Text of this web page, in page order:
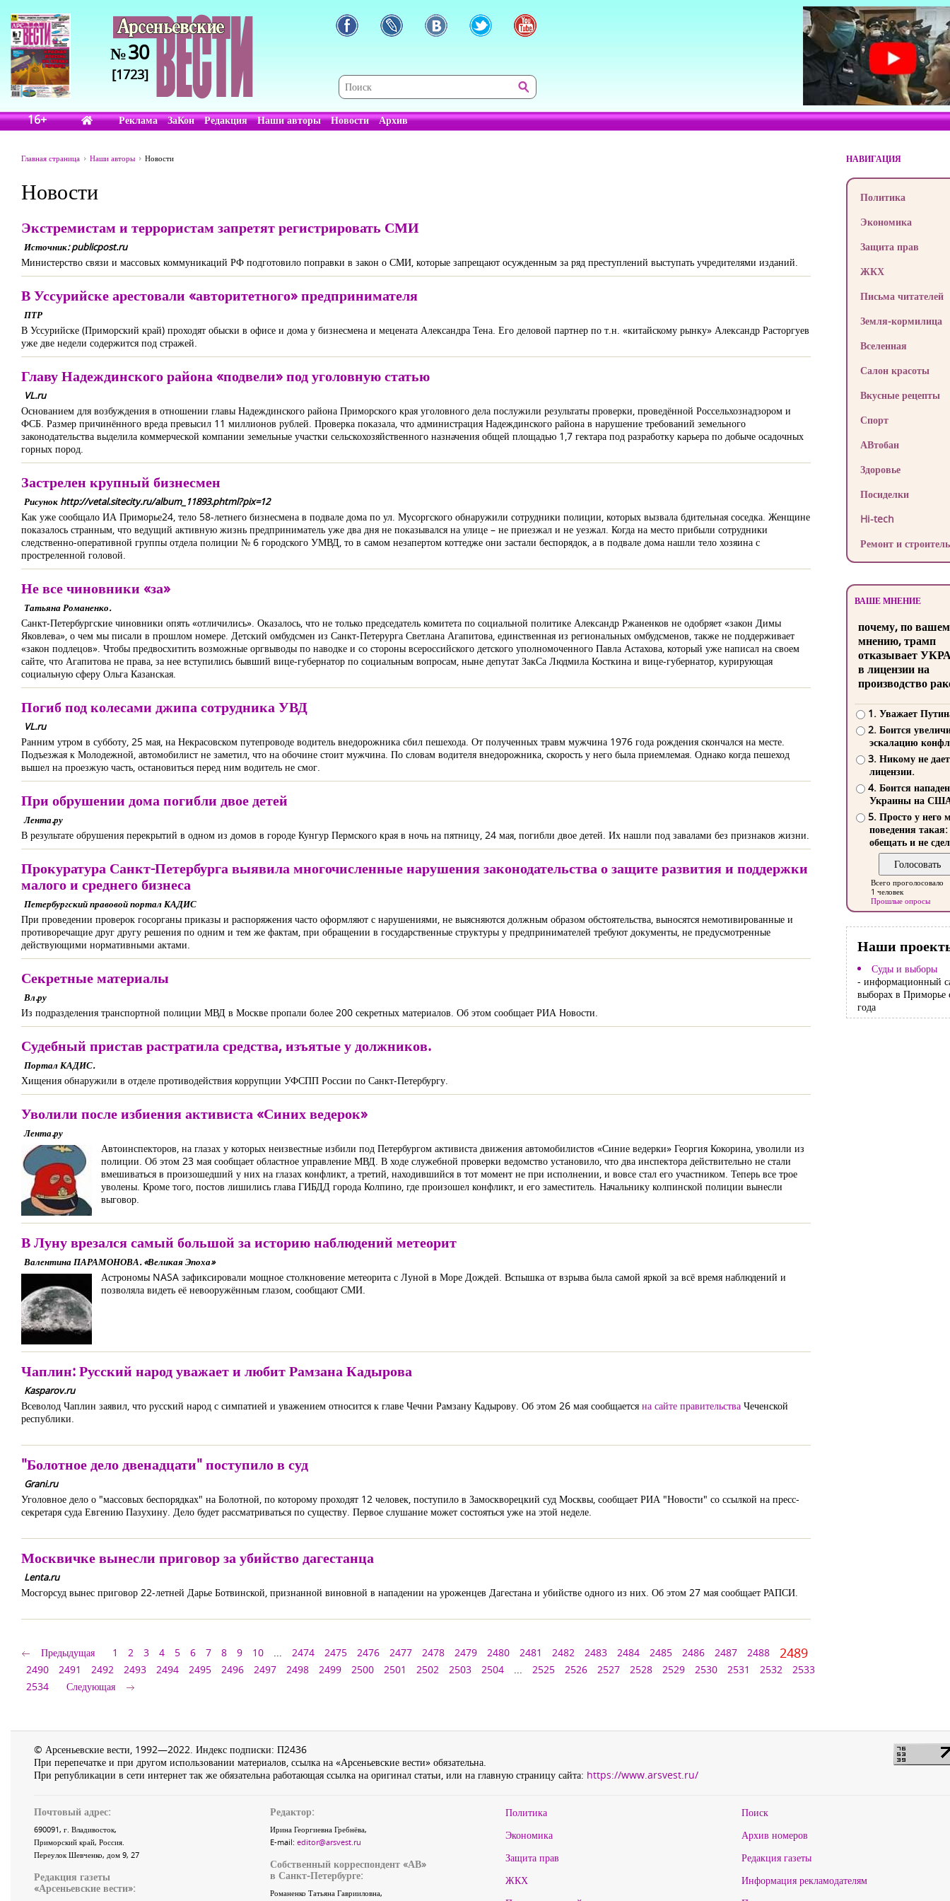
№30
[1723]
16+ Реклама ЗаКон Редакция Наши авторы Новости Архив
Главная страница Наши авторы Новости
Новости
Экстремистам и террористам запретят регистрировать СМИ
Источник: publicpost.ru
Министерство связи и массовых коммуникаций РФ подготовило поправки в закон о СМИ, которые запрещают осужденным за ряд преступлений выступать учредителями изданий.
В Уссурийске арестовали «авторитетного» предпринимателя
ПТР
В Уссурийске (Приморский край) проходят обыски в офисе и дома у бизнесмена и мецената Александра Тена. Его деловой партнер по т.н. «китайскому рынку» Александр Расторгуев
уже две недели содержится под стражей.
Главу Надеждинского района «подвели» под уголовную статью
VL.ru
Основанием для возбуждения в отношении главы Надеждинского района Приморского края уголовного дела послужили результаты проверки, проведённой Россельхознадзором и
ФСБ. Размер причинённого вреда превысил 11 миллионов рублей. Проверка показала, что администрация Надеждинского района в нарушение требований земельного
законодательства выделила коммерческой компании земельные участки сельскохозяйственного назначения общей площадью 1,7 гектара под разработку карьера по добыче осадочных
горных пород.
Застрелен крупный бизнесмен
Рисунок http://vetal.sitecity.ru/album_11893.phtml?pix=12
Как уже сообщало ИА Приморье24, тело 58-летнего бизнесмена в подвале дома по ул. Мусоргского обнаружили сотрудники полиции, которых вызвала бдительная соседка. Женщине
показалось странным, что ведущий активную жизнь предприниматель уже два дня не показывался на улице – не приезжал и не уезжал. Когда на место прибыли сотрудники
следственно-оперативной группы отдела полиции № 6 городского УМВД, то в самом незапертом коттедже они застали беспорядок, а в подвале дома нашли тело хозяина с
простреленной головой.
Не все чиновники «за»
Татьяна Романенко.
Санкт-Петербургские чиновники опять «отличились». Оказалось, что не только председатель комитета по социальной политике Александр Ржаненков не одобряет «закон Димы
Яковлева», о чем мы писали в прошлом номере. Детский омбудсмен из Санкт-Петерурга Светлана Агапитова, единственная из региональных омбудсменов, также не поддерживает
«закон подлецов». Чтобы предвосхитить возможные оргвыводы по наводке и со стороны всероссийского детского уполномоченного Павла Астахова, который уже написал на своем
сайте, что Агапитова не права, за нее вступились бывший вице-губернатор по социальным вопросам, ныне депутат ЗакСа Людмила Косткина и вице-губернатор, курирующая
социальную сферу Ольга Казанская.
Погиб под колесами джипа сотрудника УВД
VL.ru
Ранним утром в субботу, 25 мая, на Некрасовском путепроводе водитель внедорожника сбил пешехода. От полученных травм мужчина 1976 года рождения скончался на месте.
Подъезжая к Молодежной, автомобилист не заметил, что на обочине стоит мужчина. По словам водителя внедорожника, скорость у него была приемлемая. Однако когда пешеход
вышел на проезжую часть, остановиться перед ним водитель не смог.
При обрушении дома погибли двое детей
Лента.ру
В результате обрушения перекрытий в одном из домов в городе Кунгур Пермского края в ночь на пятницу, 24 мая, погибли двое детей. Их нашли под завалами без признаков жизни.
Прокуратура Санкт-Петербурга выявила многочисленные нарушения законодательства о защите развития и поддержки
малого и среднего бизнеса
Петербургский правовой портал КАДИС
При проведении проверок госорганы приказы и распоряжения часто оформляют с нарушениями, не выясняются должным образом обстоятельства, выносятся немотивированные и
противоречащие друг другу решения по одним и тем же фактам, при обращении в государственные структуры у предпринимателей требуют документы, не предусмотренные
действующими нормативными актами.
Секретные материалы
Вл.ру
Из подразделения транспортной полиции МВД в Москве пропали более 200 секретных материалов. Об этом сообщает РИА Новости.
Судебный пристав растратила средства, изъятые у должников.
Портал КАДИС.
Хищения обнаружили в отделе противодействия коррупции УФСПП России по Санкт-Петербургу.
Уволили после избиения активиста «Синих ведерок»
Лента.ру
Автоинспекторов, на глазах у которых неизвестные избили под Петербургом активиста движения автомобилистов «Синие ведерки» Георгия Кокорина, уволили из
полиции. Об этом 23 мая сообщает областное управление МВД. В ходе служебной проверки ведомство установило, что два инспектора действительно не стали
вмешиваться в произошедший у них на глазах конфликт, а третий, находившийся в тот момент не при исполнении, и вовсе стал его участником. Теперь все трое
уволены. Кроме того, постов лишились глава ГИБДД города Колпино, где произошел конфликт, и его заместитель. Начальнику колпинской полиции вынесли
выговор.
В Луну врезался самый большой за историю наблюдений метеорит
Валентина ПАРАМОНОВА. «Великая Эпоха»
Астрономы NASA зафиксировали мощное столкновение метеорита с Луной в Море Дождей. Вспышка от взрыва была самой яркой за всё время наблюдений и
позволяла видеть её невооружённым глазом, сообщают СМИ.
Чаплин: Русский народ уважает и любит Рамзана Кадырова
Kasparov.ru
Всеволод Чаплин заявил, что русский народ с симпатией и уважением относится к главе Чечни Рамзану Кадырову. Об этом 26 мая сообщается на сайте правительства Чеченской
республики.
"Болотное дело двенадцати" поступило в суд
Grani.ru
Уголовное дело о "массовых беспорядках" на Болотной, по которому проходят 12 человек, поступило в Замоскворецкий суд Москвы, сообщает РИА "Новости" со ссылкой на пресс-
секретаря суда Евгению Пазухину. Дело будет рассматриваться по существу. Первое слушание может состояться уже на этой неделе.
Москвичке вынесли приговор за убийство дагестанца
Lenta.ru
Мосгорсуд вынес приговор 22-летней Дарье Ботвинской, признанной виновной в нападении на уроженцев Дагестана и убийстве одного из них. Об этом 27 мая сообщает РАПСИ.
Предыдущая 1 2 3 4 5 6 7 8 9 10 ... 2474 2475 2476 2477 2478 2479 2480 2481 2482 2483 2484 2485 2486 2487 2488 2489
2490 2491 2492 2493 2494 2495 2496 2497 2498 2499 2500 2501 2502 2503 2504 ... 2525 2526 2527 2528 2529 2530 2531 2532
2533
2534
Следующая
НАВИГАЦИЯ
Политика
Экономика
Защита прав
ЖКХ
Письма читателей
Земля-кормилица
Вселенная
Салон красоты
Вкусные рецепты
Спорт
АВтобан
Здоровье
Посиделки
Hi-tech
Ремонт и
ВАШЕ МНЕНИЕ
почему, по
мнению, трамп
отказывает
в лицензии на
производство
1. Уважает
2. Боится
эскалацию
3. Никому не
лицензии.
4. Боится
Украины на
5. Просто у него
поведения такая:
обещать и не
Всего проголосовало
1 человек
Прошлые опросы
Наши
Суды и выборы
- информационный
выборах в Приморье
года
© Арсеньевские вести, 1992—2022. Индекс подписки: П2436
При перепечатке и при другом использовании материалов, ссылка на «Арсеньевские вести» обязательна.
При републикации в сети интернет так же обязательна работающая ссылка на оригинал статьи, или на главную страницу сайта: https://www.arsvest.ru/
Почтовый адрес:
690091, г. Владивосток,
Приморский край, Россия.
Переулок Шевченко, дом 9, 27
Редакция газеты
«Арсеньевские вести»:
Редактор:
Ирина Георгиевна Гребнёва,
E-mail: editor@arsvest.ru
Собственный корреспондент «АВ»
в Санкт-Петербурге:
Романенко Татьяна Гаврииловна,
Политика
Экономика
Защита прав
ЖКХ
Поиск
Архив номеров
Редакция газеты
Информация рекламодателям